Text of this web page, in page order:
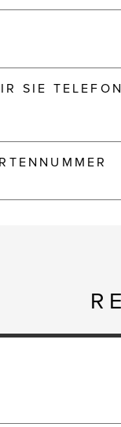
SIE